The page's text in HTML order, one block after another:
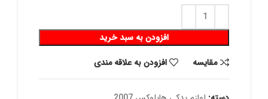
افزودن به سبد خرید
مقايسه
افزودن به علاقه مندی